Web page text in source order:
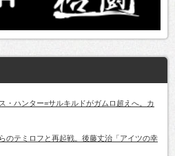
・ハンター=サルキルドがガムロ超えへ。カ
のテミロフと再起戦。後藤丈治「アイツの幸